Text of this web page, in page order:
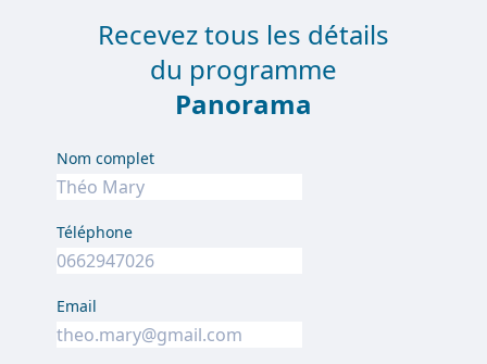
Recevez tous les détails
du programme
Panorama
Nom complet
Téléphone
Email